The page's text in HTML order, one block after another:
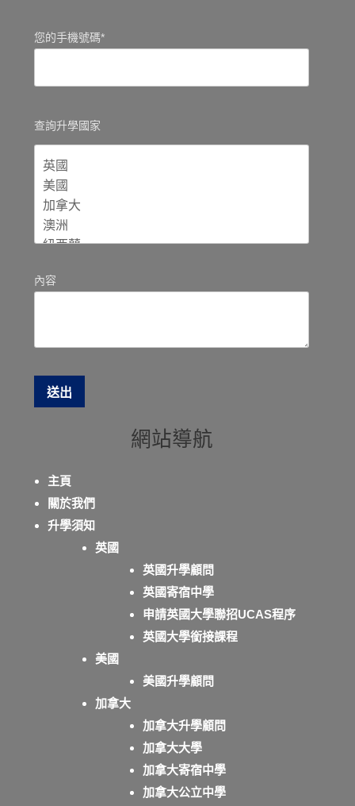
您的手機號碼*
查詢升學國家
內容
網站導航
主頁
關於我們
升學須知
英國
英國升學顧問
英國寄宿中學
申請英國大學聯招UCAS程序
英國大學銜接課程
美國
美國升學顧問
加拿大
加拿大升學顧問
加拿大大學
加拿大寄宿中學
加拿大公立中學